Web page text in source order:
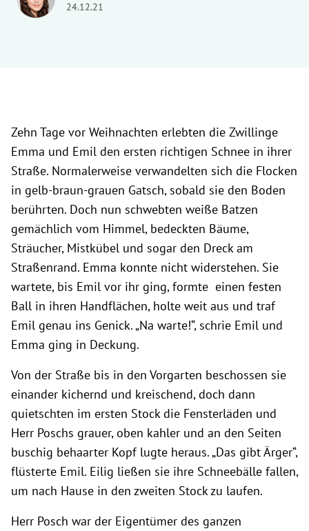
24.12.21
Zehn Tage vor Weihnachten erlebten die Zwillinge
Emma und Emil den ersten richtigen Schnee in ihrer
Straße. Normalerweise verwandelten sich die Flocken
in gelb-braun-grauen Gatsch, sobald sie den Boden
berührten. Doch nun schwebten weiße Batzen
gemächlich vom Himmel, bedeckten Bäume,
Sträucher, Mistkübel und sogar den Dreck am
Straßenrand. Emma konnte nicht widerstehen. Sie
wartete, bis Emil vor ihr ging, formte einen festen
Ball in ihren Handflächen, holte weit aus und traf
Emil genau ins Genick. „Na warte!“, schrie Emil und
Emma ging in Deckung.
Von der Straße bis in den Vorgarten beschossen sie
einander kichernd und kreischend, doch dann
quietschten im ersten Stock die Fensterläden und
Herr Poschs grauer, oben kahler und an den Seiten
buschig behaarter Kopf lugte heraus. „Das gibt Ärger“,
flüsterte Emil. Eilig ließen sie ihre Schneebälle fallen,
um nach Hause in den zweiten Stock zu laufen.
Herr Posch war der Eigentümer des ganzen